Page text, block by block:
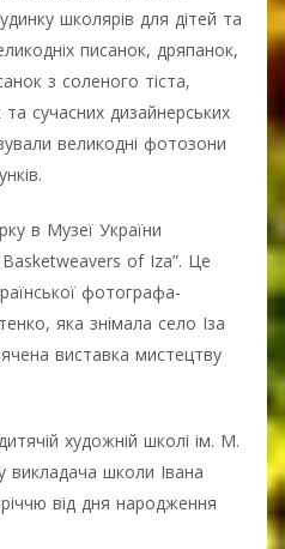
школярів для дітей та
писанок, дряпанок,
з соленого тіста,
сучасних дизайнерських
великодні фотозони
в Музеї України
Basketweavers of Iza”. Це
фотографа-
яка знімала село Іза
виставка мистецтву
художній школі ім. М.
викладача школи Івана
від дня народження